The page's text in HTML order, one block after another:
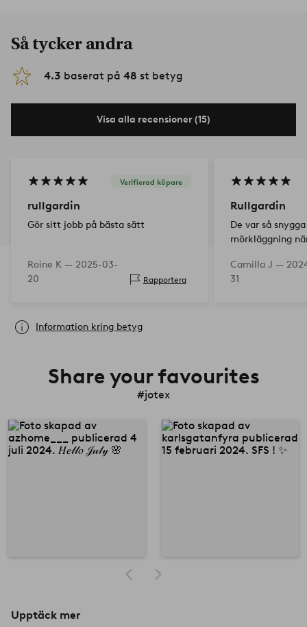
Så tycker andra
4.3 baserat på 48 st betyg
Visa alla recensioner (15)
Verifierad köpare
rullgardin
Gör sitt jobb på bästa sätt
Roine K — 2025-03-
20
Rapportera
Rullgardin
De var så
mörkläggning
Camilla J —
31
Information kring betyg
Share your favourites
#jotex
Upptäck mer